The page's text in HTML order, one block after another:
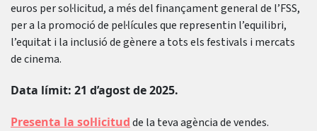
euros per sol·licitud, a més del finançament general de l’FSS,
per a la promoció de pel·lícules que representin l’equilibri,
l’equitat i la inclusió de gènere a tots els festivals i mercats
de cinema.
Data límit: 21 d’agost de 2025.
Presenta la sol·licitudde la teva agència de vendes.